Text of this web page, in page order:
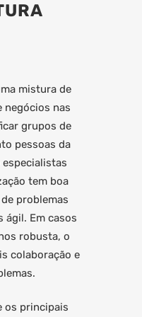
mistura de
negócios nas
grupos de
pessoas da
tem boa
problemas
ágil. Em casos
robusta, o
colaboração e
os principais